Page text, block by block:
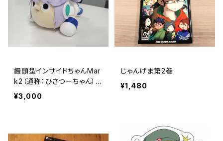
コースター
バッグ
マウスパッド
マウスパッド
饅頭型インサイドちゃんMar
k2（通称：ひさつーちゃん）
ぬいぐるみ
¥3,000
じゃんげま第2巻
¥1,480